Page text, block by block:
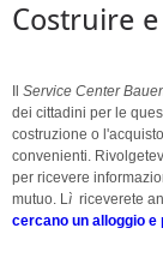
Costruire
Il Service Center
dei cittadini per le
costruzione o
convenienti.
per ricevere
mutuo. Lì riceverete
cercano un alloggio e